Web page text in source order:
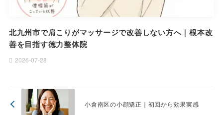
北九州市で肩こりがマッサージで改善しない方へ｜根本改
善を目指す徳力整体院
2026-07-28
小倉南区の小顔矯正｜初回から効果実感